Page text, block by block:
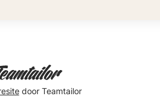
door Teamtailor